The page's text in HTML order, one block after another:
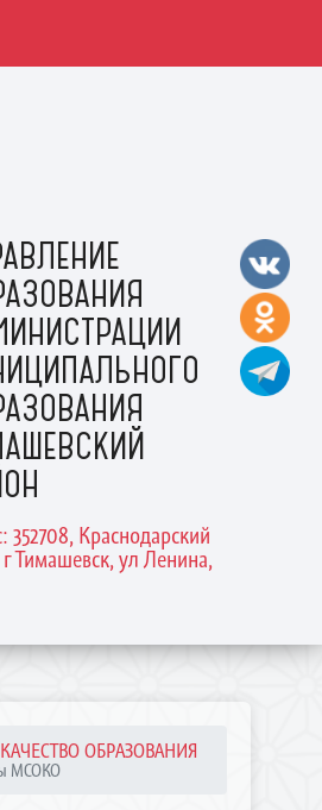
352708, Краснодарский
Тимашевск, ул Ленина,
КАЧЕСТВО ОБРАЗОВАНИЯ
МСОКО